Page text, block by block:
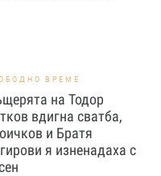
ВРЕМЕ
на Тодор
вдигна сватба,
и Братя
я изненадаха с